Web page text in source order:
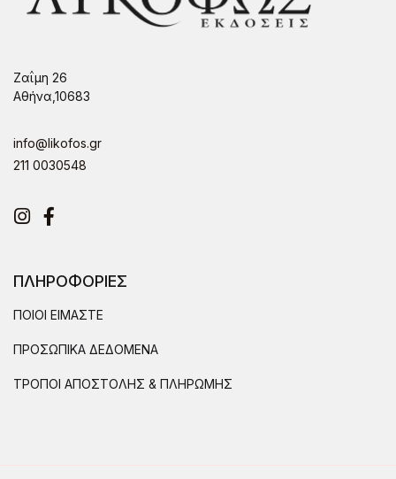
Ζαΐμη 26
Αθήνα,10683
info@likofos.gr
211 0030548
Instagram
Facebook
ΠΛΗΡΟΦΟΡΙΕΣ
ΠΟΙΟΙ ΕΙΜΑΣΤΕ
ΠΡΟΣΩΠΙΚΑ ΔΕΔΟΜΕΝΑ
ΤΡΟΠΟΙ ΑΠΟΣΤΟΛΗΣ & ΠΛΗΡΩΜΗΣ